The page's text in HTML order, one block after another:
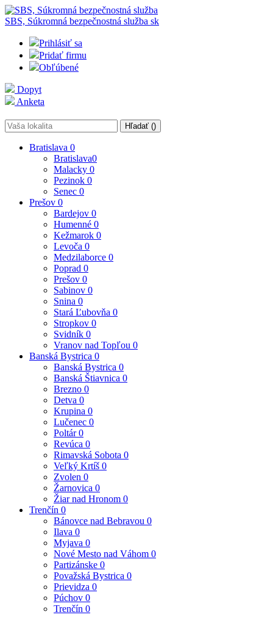
SBS, Súkromná bezpečnostná služba sk
Prihlásiť sa
Pridať firmu
Obľúbené
Dopyt
Anketa
Hľadať ()
Bratislava 0
Bratislava0
Malacky 0
Pezinok 0
Senec 0
Prešov 0
Bardejov 0
Humenné 0
Kežmarok 0
Levoča 0
Medzilaborce 0
Poprad 0
Prešov 0
Sabinov 0
Snina 0
Stará Ľubovňa 0
Stropkov 0
Svidník 0
Vranov nad Topľou 0
Banská Bystrica 0
Banská Bystrica 0
Banská Štiavnica 0
Brezno 0
Detva 0
Krupina 0
Lučenec 0
Poltár0
Revúca 0
Rimavská Sobota 0
Veľký Krtíš 0
Zvolen 0
Žarnovica 0
Žiar nad Hronom 0
Trenčín 0
Bánovce nad Bebravou 0
Ilava 0
Myjava 0
Nové Mesto nad Váhom 0
Partizánske 0
Považská Bystrica 0
Prievidza 0
Púchov 0
Trenčín 0